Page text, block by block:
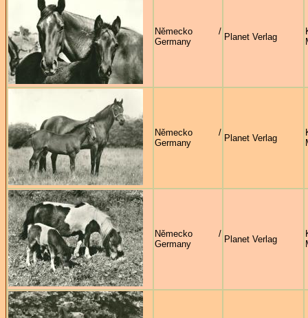
Německo /
Germany
Planet Verlag
Německo /
Germany
Planet Verlag
Německo /
Germany
Planet Verlag